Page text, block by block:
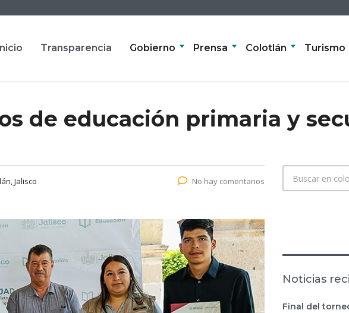
Transparencia Gobierno Prensa Colotlán Turismo
de educación primaria y
Jalisco
No hay comentarios
Noticias
Final del